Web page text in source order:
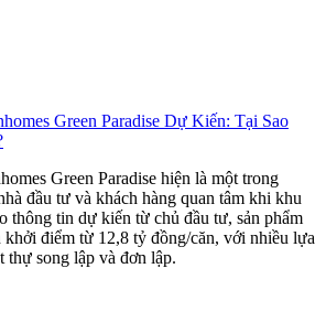
Green Paradise Dự Kiến: Tại Sao
Green Paradise hiện là một trong
đầu tư và khách hàng quan tâm khi khu
thông tin dự kiến từ chủ đầu tư, sản phẩm
điểm từ 12,8 tỷ đồng/căn, với nhiều lựa
thự song lập và đơn lập.